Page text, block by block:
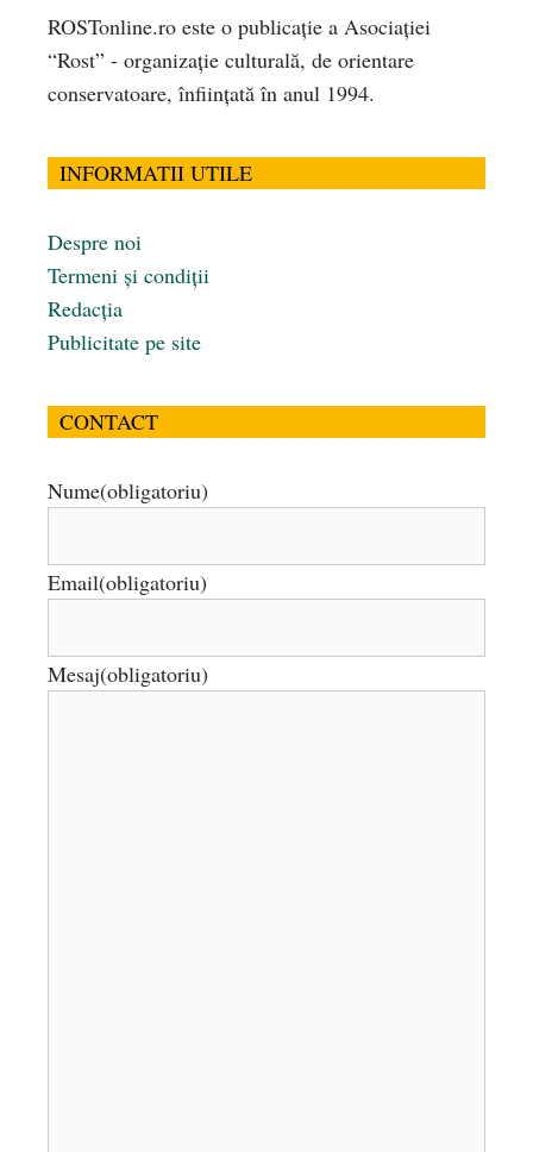
ROSTonline.ro este o publicaţie a Asociaţiei
“Rost” - organizaţie culturală, de orientare
conservatoare, înfiinţată în anul 1994.
INFORMATII UTILE
Despre noi
Termeni și condiții
Redacția
Publicitate pe site
CONTACT
Nume(obligatoriu)
Email(obligatoriu)
Mesaj(obligatoriu)